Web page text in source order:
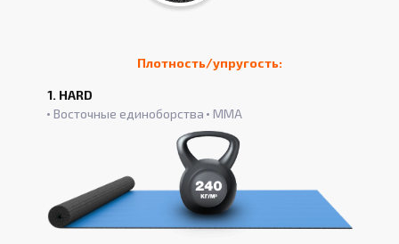
Плотность/упругость:
1. HARD
Восточные единоборства
ММА